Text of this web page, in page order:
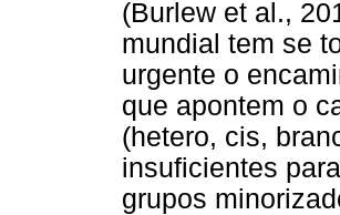
(Burlew et al.,
mundial tem se
urgente o
que apontem o
(hetero, cis,
insuficientes
grupos